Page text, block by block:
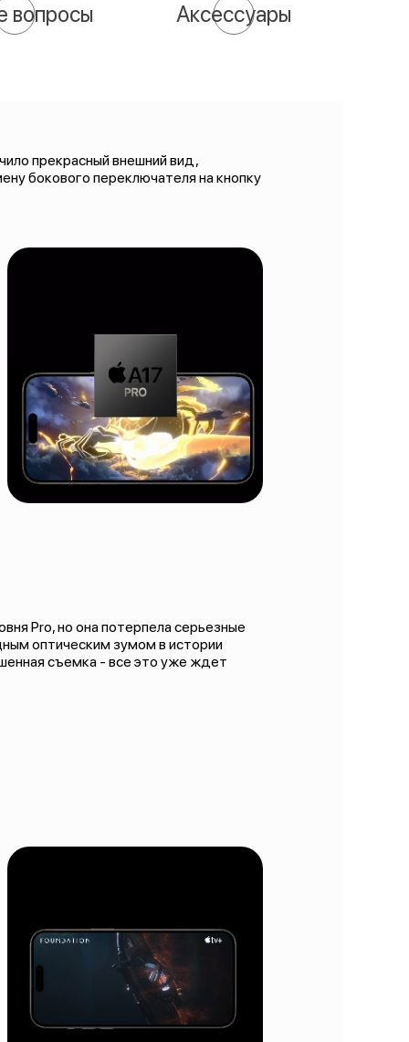
вопросы Аксессуары
прекрасный внешний вид,
бокового переключателя на кнопку
Pro, но она потерпела серьезные
оптическим зумом в истории
съемка - все это уже ждет